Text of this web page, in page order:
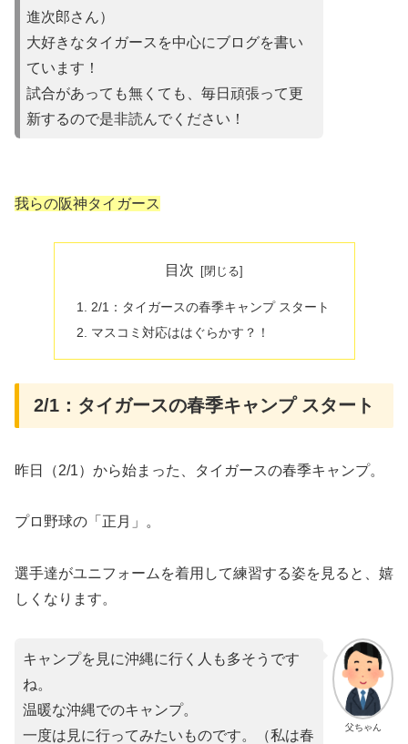
進次郎さん）
大好きなタイガースを中心にブログを書い
ています！
試合があって も無くても、毎日頑張って更
新するので是非読んでください！
我らの阪神タイガース
目次
2/1：タイガースの春季キャンプ スタート
マスコミ対応ははぐらかす？！
2/1：タイガースの春季キャンプ スタート
昨日（2/1）から始まった、タイガースの春季キャンプ。
プロ野球の「正月」。
選手達がユニフォームを着用して練習する姿を見ると、嬉
しくなります。
父ちゃん
キャンプを見に沖縄に行く人も多そうです
ね。
温暖な沖縄でのキャンプ。
一度は見に行ってみたいものです。（私は春